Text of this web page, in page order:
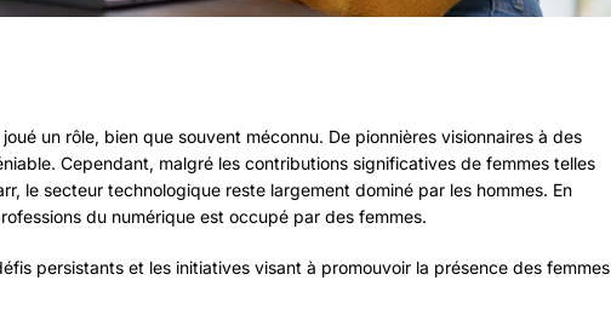
un rôle, bien que souvent méconnu. De pionnières visionnaires à des
Cependant, malgré les contributions significatives de femmes telles
le secteur technologique reste largement dominé par les hommes. En
du numérique est occupé par des femmes.
persistants et les initiatives visant à promouvoir la présence des femmes